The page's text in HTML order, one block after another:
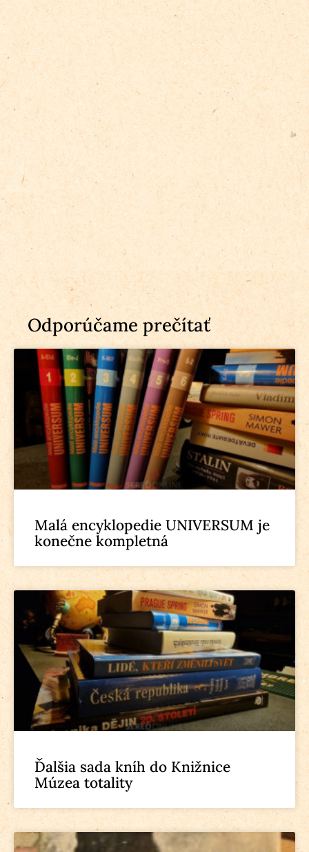
Odporúčame prečítať
Malá encyklopedie UNIVERSUM je
konečne kompletná
Ďalšia sada kníh do Knižnice
Múzea totality